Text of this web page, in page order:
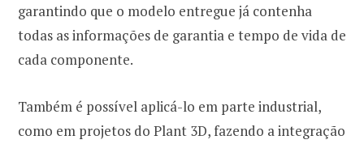
garantindo que o modelo entregue já contenha
todas as informações de garantia e tempo de vida de
cada componente.
Também é possível aplicá-lo em parte industrial,
como em projetos do Plant 3D, fazendo a integração